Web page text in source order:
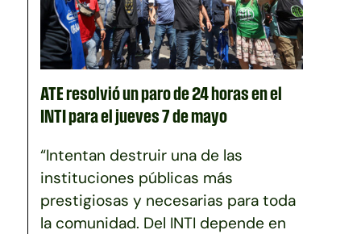
ATE resolvió un paro de 24 horas en el
INTI para el jueves 7 de mayo
“Intentan destruir una de las
instituciones públicas más
prestigiosas y necesarias para toda
la comunidad. Del INTI depende en